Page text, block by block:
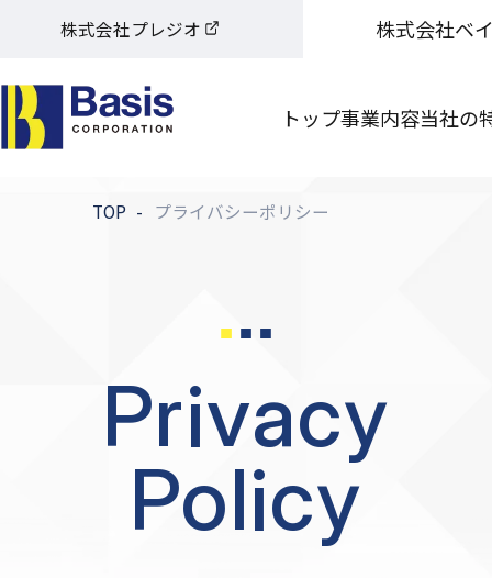
株式会社プレジオ 株式会社ベ
トップ事業内容当社の
Privacy
Policy
TOP プライバシーポリシー